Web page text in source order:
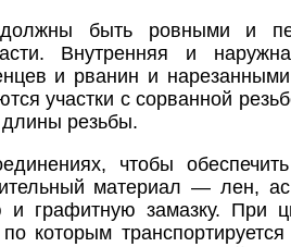
быть ровными и
Внутренняя и
и рванин и
участки с сорванной
резьбы.
чтобы
материал — лен,
и графитную замазку. При
которым